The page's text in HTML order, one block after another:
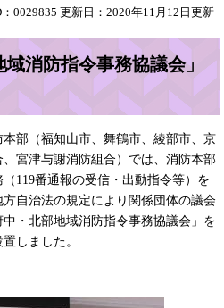
0029835 更新日：2020年11月12日更新
域消防指令事務協議会」
部（福知山市、舞鶴市、綾部市、京
宮津与謝消防組合）では、消防本部
119番通報の受信・出動指令等）を
自治法の規定により関係団体の議会
・北部地域消防指令事務協議会」を
しました。